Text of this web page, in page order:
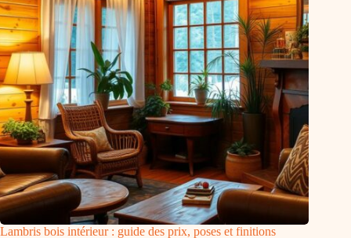
Lambris bois intérieur : guide des prix, poses et finitions